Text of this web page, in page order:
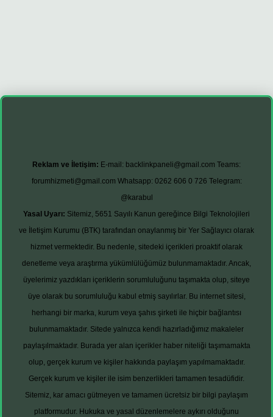
girişbetexper giriş
Reklam ve İletişim: E-mail: backlinkpaneli@gmail.com Teams:
forumhizmeti@gmail.com Whatsapp: 0262 606 0 726 Telegram:
@karabul
Yasal Uyarı: Sitemiz, 5651 Sayılı Kanun gereğince Bilgi Teknolojileri
ve İletişim Kurumu (BTK) tarafından onaylanmış bir Yer Sağlayıcı olarak
hizmet vermektedir. Bu nedenle, sitedeki içerikleri proaktif olarak
denetleme veya araştırma yükümlülüğümüz bulunmamaktadır. Ancak,
üyelerimiz yazdıkları içeriklerin sorumluluğunu taşımakta olup, siteye
üye olarak bu sorumluluğu kabul etmiş sayılırlar. Bu internet sitesi,
herhangi bir marka, kurum veya şahıs şirketi ile hiçbir bağlantısı
bulunmamaktadır. Sitede yalnızca kendi hazırladığımız makaleler
paylaşılmaktadır. Burada yer alan içerikler haber niteliği taşımamakta
olup, gerçek kurum ve kişiler hakkında paylaşım yapılmamaktadır.
Gerçek kurum ve kişiler ile isim benzerlikleri tamamen tesadüfidir.
Sitemiz, kar amacı gütmeyen ve tamamen ücretsiz bir bilgi paylaşım
platformudur. Hukuka ve yasal düzenlemelere aykırı olduğunu